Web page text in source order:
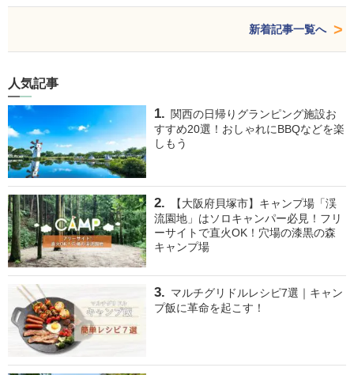
新着記事一覧へ
人気記事
関西の日帰りグランピング施設お
すすめ20選！おしゃれにBBQなどを楽
しもう
【大阪府貝塚市】キャンプ場「渓
流園地」はソロキャンパー必見！フリ
ーサイトで直火OK！穴場の漆黒の森
キャンプ場
マルチグリドルレシピ7選｜キャン
プ飯に革命を起こす！